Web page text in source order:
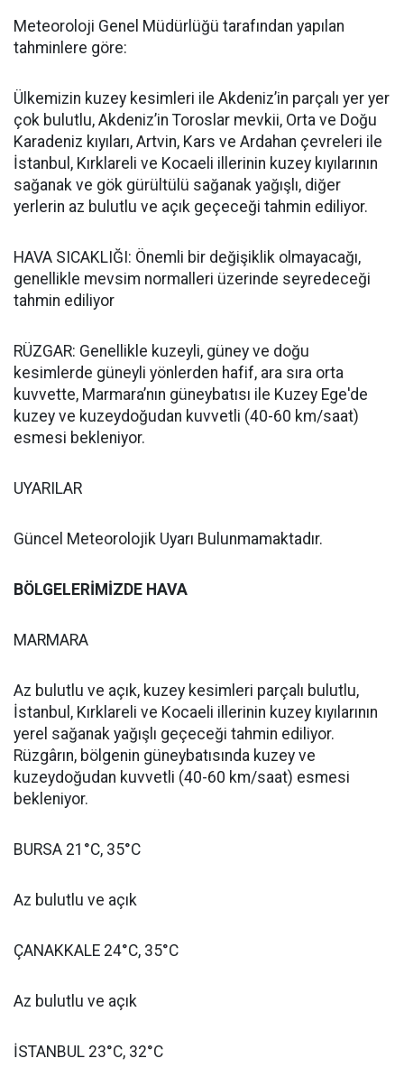
Meteoroloji Genel Müdürlüğü tarafından yapılan
tahminlere göre:
Ülkemizin kuzey kesimleri ile Akdeniz’in parçalı yer yer
çok bulutlu, Akdeniz’in Toroslar mevkii, Orta ve Doğu
Karadeniz kıyıları, Artvin, Kars ve Ardahan çevreleri ile
İstanbul, Kırklareli ve Kocaeli illerinin kuzey kıyılarının
sağanak ve gök gürültülü sağanak yağışlı, diğer
yerlerin az bulutlu ve açık geçeceği tahmin ediliyor.
HAVA SICAKLIĞI: Önemli bir değişiklik olmayacağı,
genellikle mevsim normalleri üzerinde seyredeceği
tahmin ediliyor
RÜZGAR: Genellikle kuzeyli, güney ve doğu
kesimlerde güneyli yönlerden hafif, ara sıra orta
kuvvette, Marmara’nın güneybatısı ile Kuzey Ege'de
kuzey ve kuzeydoğudan kuvvetli (40-60 km/saat)
esmesi bekleniyor.
UYARILAR
Güncel Meteorolojik Uyarı Bulunmamaktadır.
BÖLGELERİMİZDE HAVA
MARMARA
Az bulutlu ve açık, kuzey kesimleri parçalı bulutlu,
İstanbul, Kırklareli ve Kocaeli illerinin kuzey kıyılarının
yerel sağanak yağışlı geçeceği tahmin ediliyor.
Rüzgârın, bölgenin güneybatısında kuzey ve
kuzeydoğudan kuvvetli (40-60 km/saat) esmesi
bekleniyor.
BURSA 21°C, 35°C
Az bulutlu ve açık
ÇANAKKALE 24°C, 35°C
Az bulutlu ve açık
İSTANBUL 23°C, 32°C